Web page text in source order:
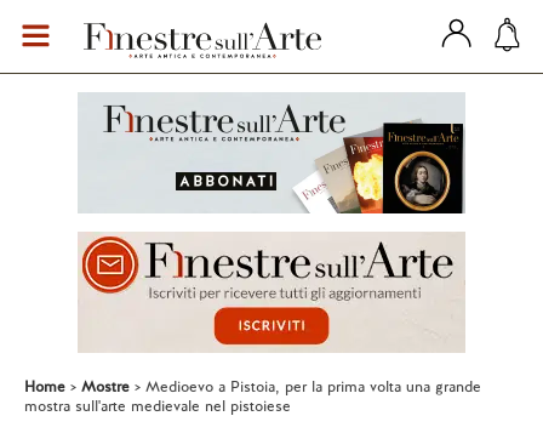
Home Mostre
Medioevo a Pistoia, per la prima volta una grande
mostra sull'arte medievale nel pistoiese